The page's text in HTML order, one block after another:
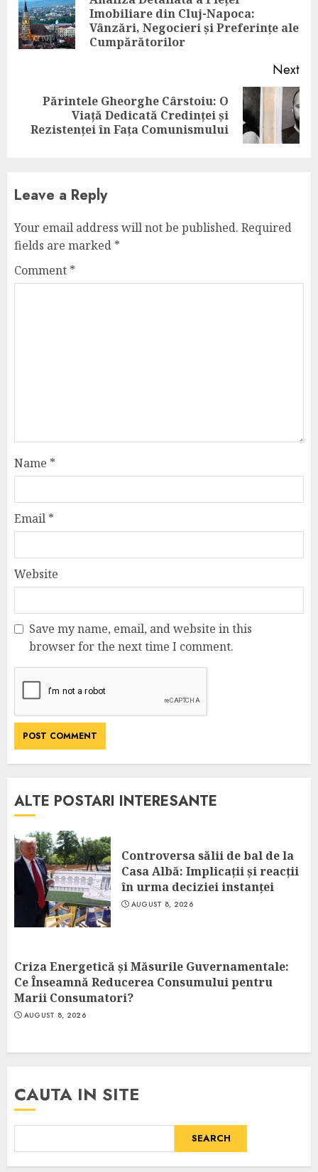
Imobiliare din Cluj-Napoca:
Vânzări, Negocieri și Preferințe ale
Cumpărătorilor
Next
Next
post:
Părintele Gheorghe Cârstoiu: O
Viață Dedicată Credinței și
Rezistenței în Fața Comunismului
Leave a Reply
Your email address will not be published. Required
fields are marked *
Comment *
Name *
Email *
Website
Save my name, email, and website in this
browser for the next time I comment.
ALTE POSTARI INTERESANTE
Controversa sălii de bal de la
Casa Albă: Implicații și reacții
în urma deciziei instanței
AUGUST 8, 2026
Criza Energetică și Măsurile Guvernamentale:
Ce Înseamnă Reducerea Consumului pentru
Marii Consumatori?
AUGUST 8, 2026
CAUTA IN SITE
SEARCH